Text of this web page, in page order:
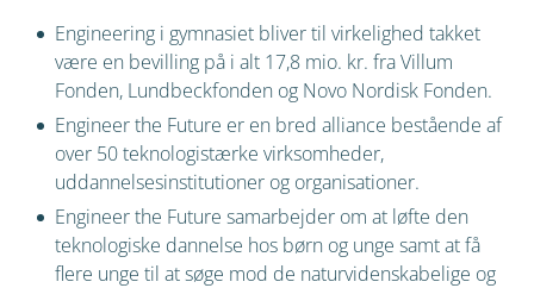
Engineering i gymnasiet bliver til virkelighed takket
være en bevilling på i alt 17,8 mio. kr. fra Villum
Fonden, Lundbeckfonden og Novo Nordisk Fonden.
Engineer the Future er en bred alliance bestående af
over 50 teknologistærke virksomheder,
uddannelsesinstitutioner og organisationer.
Engineer the Future samarbejder om at løfte den
teknologiske dannelse hos børn og unge samt at få
flere unge til at søge mod de naturvidenskabelige og